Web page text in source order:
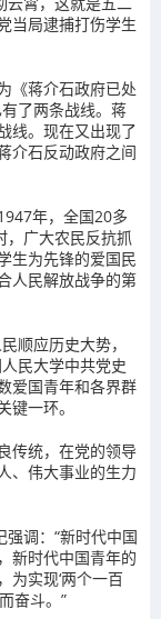
当局逮捕打伤学生
《蒋介石政府已处
了两条战线。蒋
线。现在又出现了
介石反动政府之间
年，全国20多
，广大农民反抗抓
生为先锋的爱国民
人民解放战争的第
顺应历史大势，
民大学中共党史
爱国青年和各界群
一环。
传统，在党的领导
、伟大事业的生力
调：“新时代中国
新时代中国青年的
为实现‘两个一百
奋斗。”